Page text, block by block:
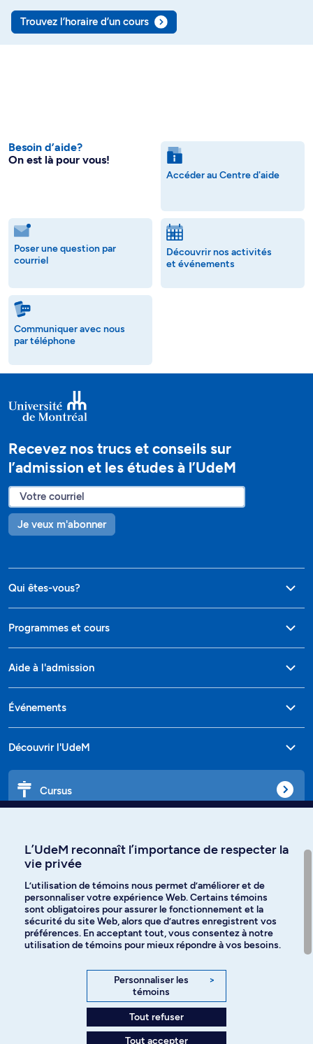
Trouvez l’horaire d’un cours
Besoin d’aide?
On est là pour vous!
Accéder au Centre d'aide
Poser une question par
courriel
Découvrir nos activités
et événements
Communiquer avec nous
par téléphone
Recevez nos trucs et conseils sur
l’admission et les études à l’UdeM
Je veux m'abonner
Qui êtes-vous?
Programmes et cours
Aide à l'admission
Événements
Découvrir l'UdeM
Cursus
Langues
Facebook Instagram
YouTube
L’UdeM reconnaît l’importance de respecter la
vie privée
L’utilisation de témoins nous permet d’améliorer et de
personnaliser votre expérience Web. Certains témoins
sont obligatoires pour assurer le fonctionnement et la
sécurité du site Web, alors que d’autres enregistrent vos
préférences. En acceptant tout, vous consentez à notre
utilisation de témoins pour mieux répondre à vos besoins.
Personnaliser les
témoins
>
Tout refuser
Tout accepter